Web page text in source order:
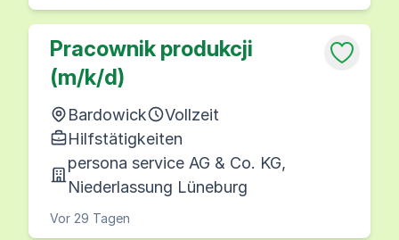
Pracownik produkcji
(m/k/d)
Bardowick
Vollzeit
Hilfstätigkeiten
persona service AG & Co. KG,
Niederlassung Lüneburg
Vor 29 Tagen